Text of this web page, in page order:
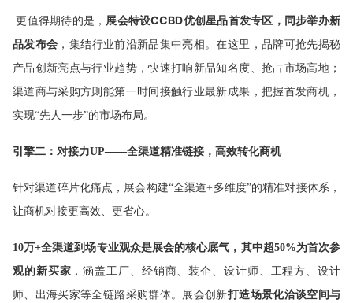
更值得期待的是， 展会特设CCBD优创星品首发专区，同步举办新
品发布会 ，集结行业前沿新品集中亮相。在这里，品牌可抢先揭秘
产品创新亮点与行业趋势，快速打响新品知名度、抢占市场高地；
渠道商与采购方则能第一时间接触行业最新成果，把握首发商机，
实现“先人一步”的市场布局。
引擎二：对接力UP——全渠道精准链接，高效转化商机
针对渠道碎片化痛点，展会构建“全渠道+多维度”的精准对接体系，
让商机对接更高效、更省心。
10万+全渠道到场专业观众是展会的核心底气，其中超50%为首次参
观的新买家 ，涵盖工厂、经销商、装企、设计师、工程方、设计
师、出海买家等全链路采购群体。展会创新打造场景化洽谈空间与